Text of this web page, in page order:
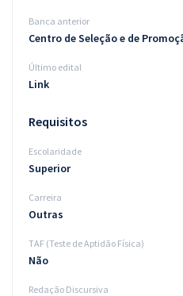
Banca anterior
Centro de Seleção e de
Último edital
Link
Requisitos
Escolaridade
Superior
Carreira
Outras
TAF (Teste de Aptidão Física)
Não
Redação Discursiva